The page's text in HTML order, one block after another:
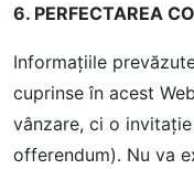
6. PERFECTAREA
Informaţiile
cuprinse în acest
vânzare, ci o
offerendum). Nu va